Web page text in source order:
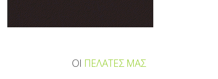
ΟΙ ΠΕΛΑΤΕΣ ΜΑΣ